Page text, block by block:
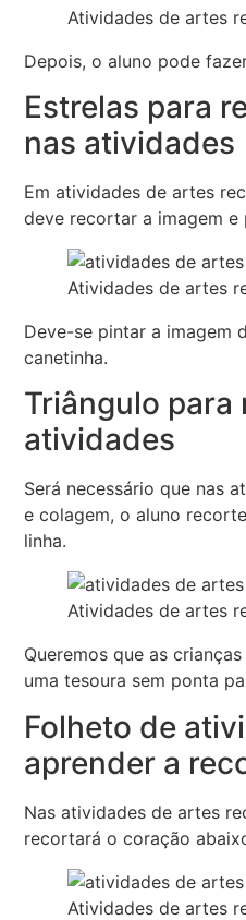
Atividades de artes
Depois, o aluno pode
Estrelas para
nas atividades
Em atividades de artes
deve recortar a imagem e
Atividades de artes
Deve-se pintar a imagem
canetinha.
Triângulo para
atividades
Será necessário que nas
e colagem, o aluno
linha.
Atividades de artes
Queremos que as
uma tesoura sem ponta
Folheto de
aprender a
Nas atividades de artes
recortará o coração
Atividades de artes